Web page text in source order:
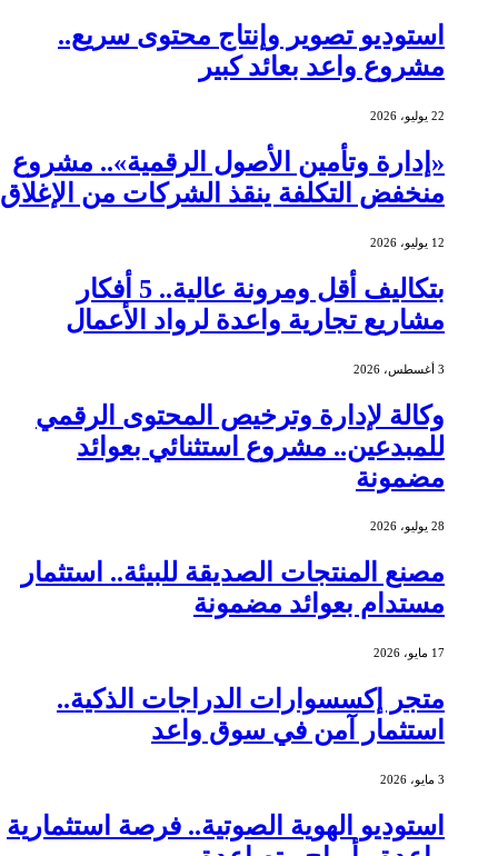
استوديو تصوير وإنتاج محتوى سريع..
مشروع واعد بعائد كبير
22 يوليو، 2026
«إدارة وتأمين الأصول الرقمية».. مشروع
منخفض التكلفة ينقذ الشركات من الإغلاق
12 يوليو، 2026
بتكاليف أقل ومرونة عالية.. 5 أفكار
مشاريع تجارية واعدة لرواد الأعمال
3 أغسطس، 2026
وكالة لإدارة وترخيص المحتوى الرقمي
للمبدعين.. مشروع استثنائي بعوائد
مضمونة
28 يوليو، 2026
مصنع المنتجات الصديقة للبيئة.. استثمار
مستدام بعوائد مضمونة
17 مايو، 2026
متجر إكسسوارات الدراجات الذكية..
استثمار آمن في سوق واعد
3 مايو، 2026
استوديو الهوية الصوتية.. فرصة استثمارية